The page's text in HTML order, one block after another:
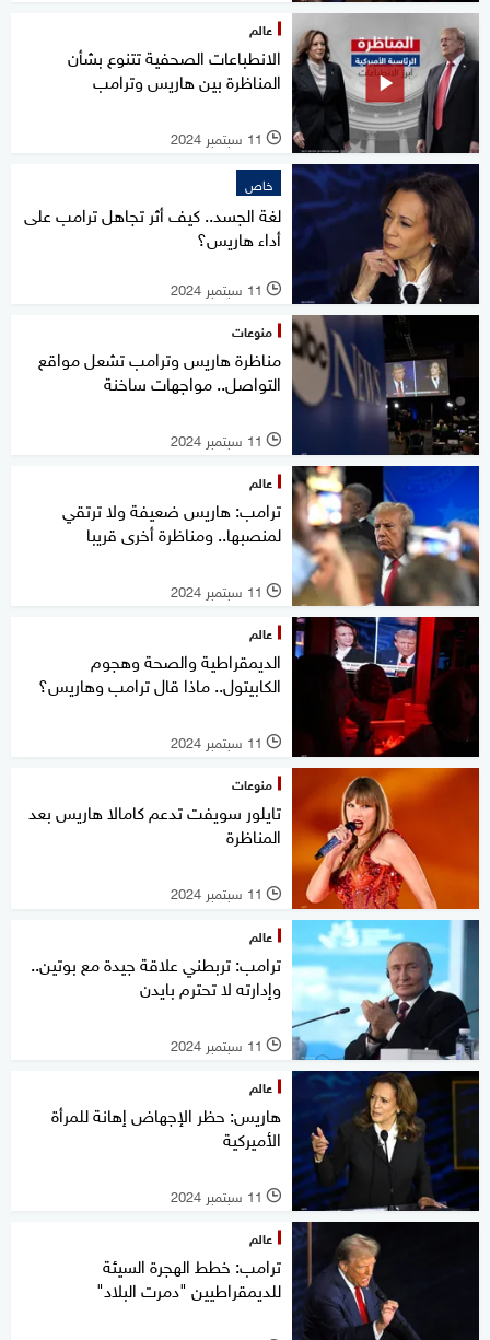
عالم
الانطباعات الصحفية تتنوع بشأن
المناظرة بين هاريس وترامب
l 11 سبتمبر 2024
خاص
لغة الجسد.. كيف أثر تجاهل ترامب على
أداء هاريس؟
l 11 سبتمبر 2024
منوعات
مناظرة هاريس وترامب تشعل مواقع
التواصل.. مواجهات ساخنة
l 11 سبتمبر 2024
عالم
ترامب: هاريس ضعيفة ولا ترتقي
لمنصبها.. ومناظرة أخرى قريبا
l 11 سبتمبر 2024
عالم
الديمقراطية والصحة وهجوم
الكابيتول.. ماذا قال ترامب وهاريس؟
l 11 سبتمبر 2024
منوعات
تايلور سويفت تدعم كامالا هاريس بعد
المناظرة
l 11 سبتمبر 2024
عالم
ترامب: تربطني علاقة جيدة مع بوتين..
وإدارته لا تحترم بايدن
l 11 سبتمبر 2024
عالم
هاريس: حظر الإجهاض إهانة للمرأة
الأميركية
l 11 سبتمبر 2024
عالم
ترامب: خطط الهجرة السيئة
للديمقراطيين "دمرت البلاد"